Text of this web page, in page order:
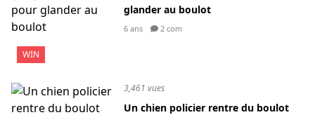
WIN
glander au boulot
6 ans 2 com
3,461 vues
Un chien policier rentre du boulot